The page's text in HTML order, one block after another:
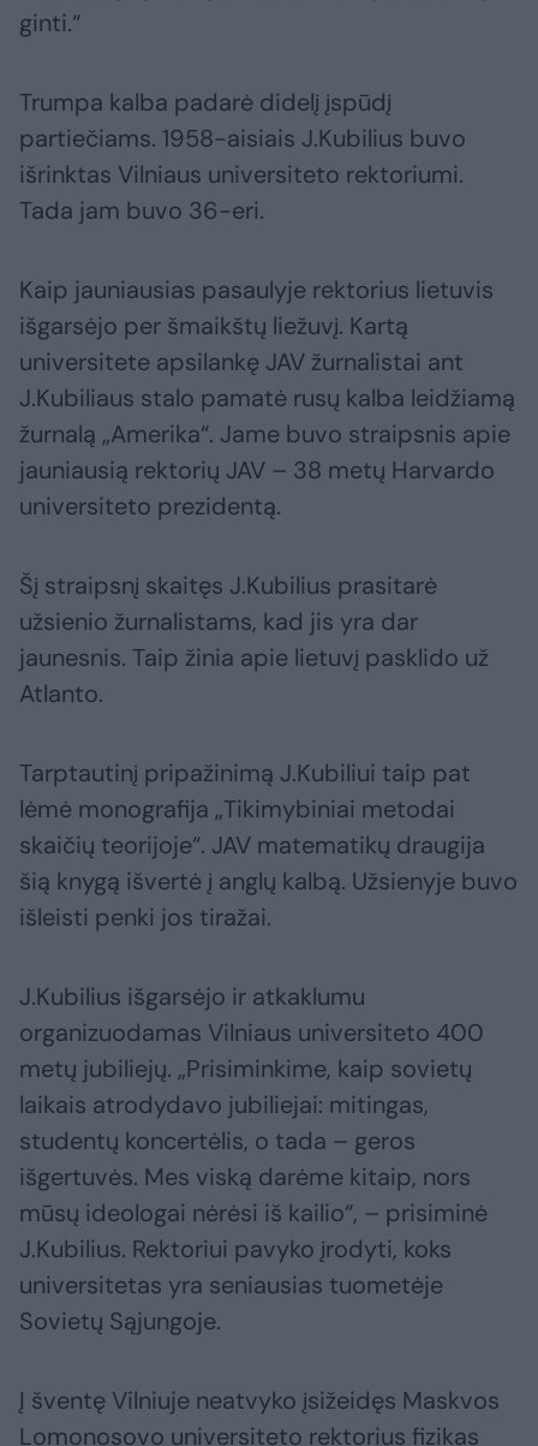
ginti.“
Trumpa kalba padarė didelį įspūdį
partiečiams. 1958-aisiais J.Kubilius buvo
išrinktas Vilniaus universiteto rektoriumi.
Tada jam buvo 36-eri.
Kaip jauniausias pasaulyje rektorius lietuvis
išgarsėjo per šmaikštų liežuvį. Kartą
universitete apsilankę JAV žurnalistai ant
J.Kubiliaus stalo pamatė rusų kalba leidžiamą
žurnalą „Amerika“. Jame buvo straipsnis apie
jauniausią rektorių JAV – 38 metų Harvardo
universiteto prezidentą.
Šį straipsnį skaitęs J.Kubilius prasitarė
užsienio žurnalistams, kad jis yra dar
jaunesnis. Taip žinia apie lietuvį pasklido už
Atlanto.
Tarptautinį pripažinimą J.Kubiliui taip pat
lėmė monografija „Tikimybiniai metodai
skaičių teorijoje“. JAV matematikų draugija
šią knygą išvertė į anglų kalbą. Užsienyje buvo
išleisti penki jos tiražai.
J.Kubilius išgarsėjo ir atkaklumu
organizuodamas Vilniaus universiteto 400
metų jubiliejų. „Prisiminkime, kaip sovietų
laikais atrodydavo jubiliejai: mitingas,
studentų koncertėlis, o tada – geros
išgertuvės. Mes viską darėme kitaip, nors
mūsų ideologai nėrėsi iš kailio“, – prisiminė
J.Kubilius. Rektoriui pavyko įrodyti, koks
universitetas yra seniausias tuometėje
Sovietų Sąjungoje.
Į šventę Vilniuje neatvyko įsižeidęs Maskvos
Lomonosovo universiteto rektorius fizikas